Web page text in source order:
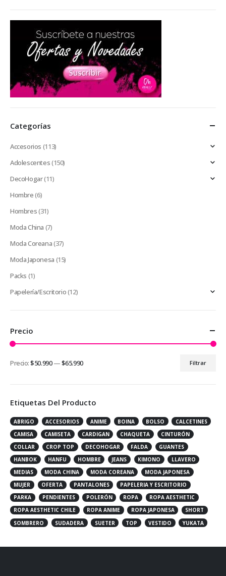
Categorías
Accesorios (113)
Adolescentes(150)
DecoHogar(11)
Hombre(6)
Hombres(31)
Moda China (7)
Moda Coreana(37)
Moda Japonesa (15)
Packs (1)
Papelería/Escritorio(12)
Precio
Filtrar
Precio:$50.990—$65.990
Etiquetas Del Producto
ABRIGO ACCESORIOS ANIME BOINA BOLSO
CALCETINES
CAMISA
CAMISETA CARDIGAN CHAQUETA
CINTURÓN
COLLAR
CROP TOP DECOHOGAR FALDA
GUANTES
HANBOK
HANFU HOMBRE JEANS KIMONO
LLAVERO
MEDIAS
MODA CHINA MODA COREANA
MODA JAPONESA
MUJER
OFERTA PANTALONES
PAPELERIA Y ESCRITORIO
PARKA
PENDIENTES POLERÓN ROPA
ROPA AESTHETIC
ROPA AESTHETIC CHILE
ROPA ANIME ROPA JAPONESA
SHORT
SOMBRERO
SUDADERA SUETER TOP VESTIDO YUKATA